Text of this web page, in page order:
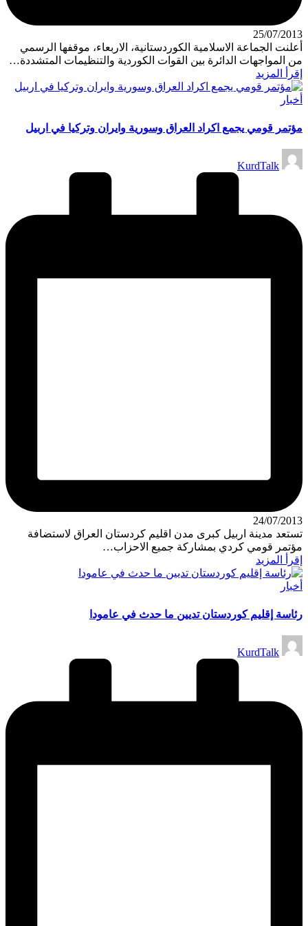
25/07/2013
أعلنت الجماعة الاسلامية الكوردستانية، الاربعاء، موقفها الرسمي
من المواجهات الدائرة بين القوات الكوردية والتنظيمات المتشددة…
إقرأ المزيد
نُشر
أخبار
مؤتمر قومي يجمع اكراد العراق وسورية وايران وتركيا في اربيل
تمّ
النشرKurdTalk
24/07/2013
تستعد مدينة اربيل كبرى مدن اقليم كردستان العراق لاستضافة
مؤتمر قومي كردي بمشاركة جميع الاحزاب…
إقرأ المزيد
نُشر
أخبار
رئاسة إقليم كوردستان تديين ما حدث في عامودا
تمّ
النشرKurdTalk